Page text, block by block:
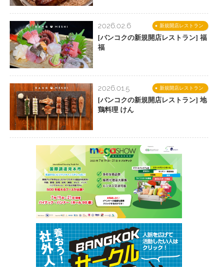
新規開店レストラン
2026.02.6
[バンコクの新規開店レストラン] 福
福
新規開店レストラン
2026.01.5
[バンコクの新規開店レストラン] 地
鶏料理 けん